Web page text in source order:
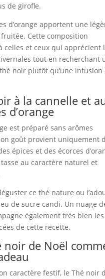
de girofle.
d’orange apportent une
Cette composition
celles et ceux qui apprécient
tout en recherchant
noir plutôt qu’une infusion
à la cannelle et
d’orange
est préparé sans arômes
goût provient uniquement
épices et des écorces
au caractère naturel et
ce thé nature ou
de sucre candi. Un nuage
également très bien les
de cette recette.
noir de Noël
caractère festif, le Thé noir